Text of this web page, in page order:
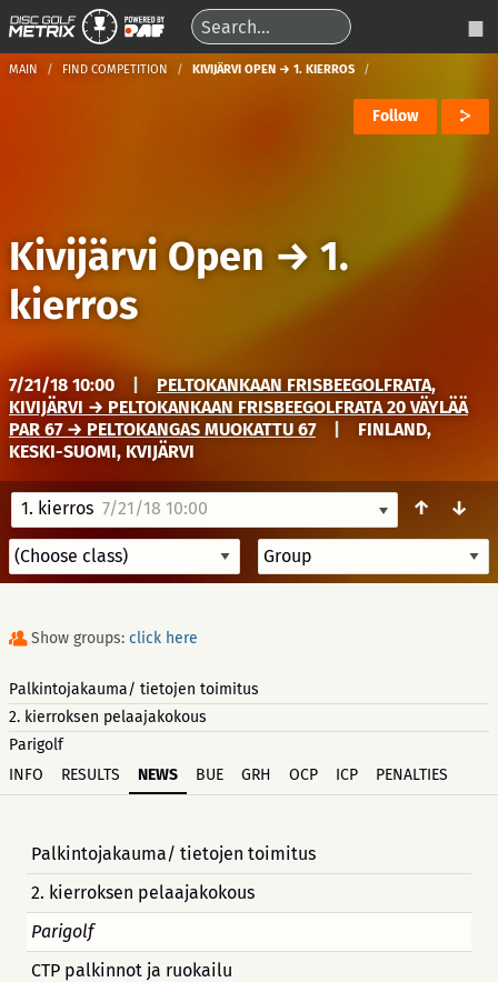
MAIN FIND COMPETITION KIVIJÄRVI OPEN → 1. KIERROS
Follow
Kivijärvi Open → 1.
kierros
7/21/18 10:00
PELTOKANKAAN FRISBEEGOLFRATA,
KIVIJÄRVI → PELTOKANKAAN FRISBEEGOLFRATA 20 VÄYLÄÄ
PAR 67 → PELTOKANGAS MUOKATTU 67
FINLAND,
KESKI-SUOMI, KVIJÄRVI
1. kierros 7/21/18 10:00 ↑ ↓
Show groups: click here
Palkintojakauma/ tietojen toimitus
2. kierroksen pelaajakokous
Parigolf
INFO
RESULTS NEWS BUE GRH OCP ICP PENALTIES
Palkintojakauma/ tietojen toimitus
2. kierroksen pelaajakokous
Parigolf
CTP palkinnot ja ruokailu